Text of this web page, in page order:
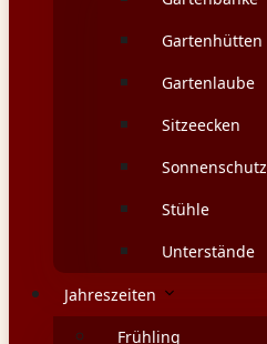
Gartenhütten
Gartenlaube
Sitzeecken
Sonnenschutz
Stühle
Unterstände
Jahreszeiten
Frühling